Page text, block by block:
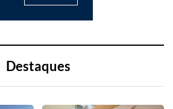
Destaques